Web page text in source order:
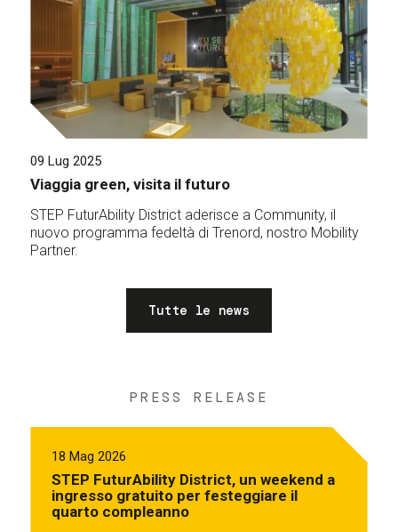
09 Lug 2025
Viaggia green, visita il futuro
STEP FuturAbility District aderisce a Community, il
nuovo programma fedeltà di Trenord, nostro Mobility
Partner.
Tutte le news
PRESS RELEASE
18 Mag 2026
STEP FuturAbility District, un weekend a
ingresso gratuito per festeggiare il
quarto compleanno